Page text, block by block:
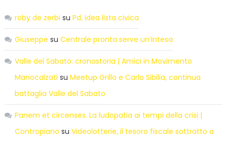
roby de zerbi su Pd, idea lista civica
Giuseppe su Centrale pronta serve un’intesa
Valle del Sabato: cronostoria | Amici in Movimento
Manocalzati su Meetup Grillo e Carlo Sibilia, continua
battaglia Valle del Sabato
Panem et circenses. La ludopatia ai tempi della crisi |
Contropiano su Videolotterie, il tesoro fiscale sottratto a